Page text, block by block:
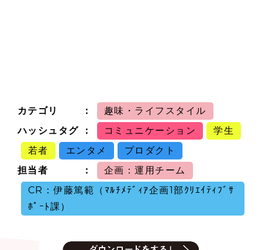
カテゴリ
趣味・ライフスタイル
ハッシュタグ
コミュニケーション
学生
若者
エンタメ
プロダクト
担当者
企画：運用チーム
CR：伊藤篤範（ﾏﾙﾁﾒﾃﾞｨｱ企画1部ｸﾘｴｲﾃｨﾌﾞｻ
ﾎﾟｰﾄ課）